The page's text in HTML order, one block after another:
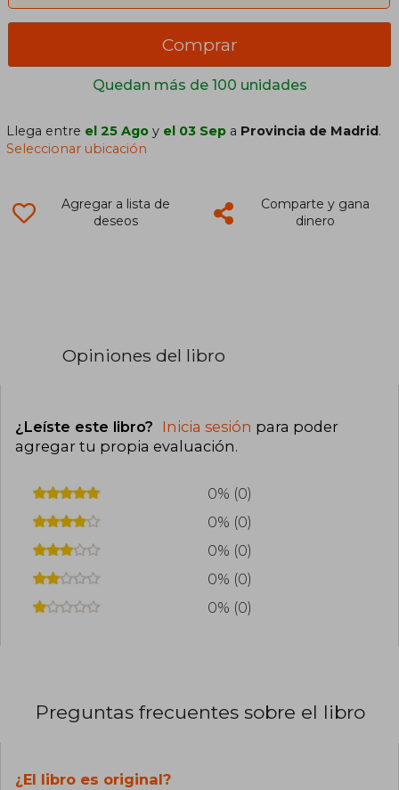
Quedan más de 100 unidades
Comprar
Llega entre el 25 Ago y el 03 Sep a Provincia de Madrid .
Seleccionar ubicación
Agregar a lista de
deseos
Comparte y gana
dinero
Opiniones del libro
¿Leíste este libro? Inicia sesión para poder
agregar tu propia evaluación.
0% (0)
0% (0)
0% (0)
0% (0)
0% (0)
Preguntas frecuentes sobre el libro
¿El libro es original?